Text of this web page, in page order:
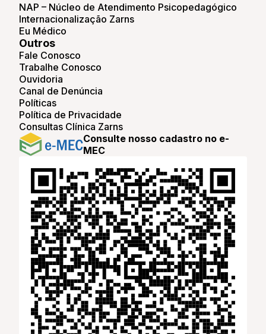
NAP – Núcleo de Atendimento Psicopedagógico
Internacionalização Zarns
Eu Médico
Outros
Fale Conosco
Trabalhe Conosco
Ouvidoria
Canal de Denúncia
Políticas
Política de Privacidade
Consultas Clínica Zarns
Consulte nosso cadastro no e-
MEC